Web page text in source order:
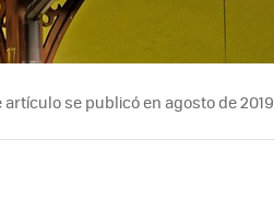
se publicó en agosto de 2019